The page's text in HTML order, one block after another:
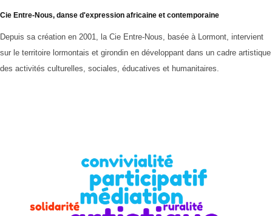
Cie Entre-Nous, danse d'expression africaine et contemporaine
Depuis sa création en 2001, la Cie Entre-Nous, basée à Lormont, intervient
sur le territoire lormontais et girondin en développant dans un cadre artistique
des activités culturelles, sociales, éducatives et humanitaires.